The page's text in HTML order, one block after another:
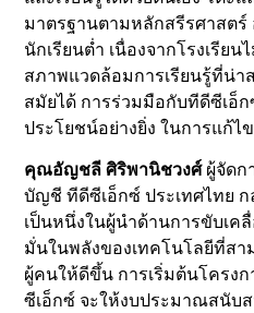
มาตรฐานตามหลักสรีรศาสตร์
นักเรียนต่ำ เนื่องจากโรงเรีย
สภาพแวดล้อมการเรียนรู้ที่น่า
สมัยได้ การร่วมมือกับทีดีซีเอ็ก
ประโยชน์อย่างยิ่ง ในการแก้
คุณอัญชลี ศิริพานิชวงศ์ผู้จัดก
บัญชี ทีดีซีเอ็กซ์ ประเทศไทย
เป็นหนึ่งในผู้นำด้านการขับเค
มั่นในพลังของเทคโนโลยีที่สา
ผู้คนให้ดีขึ้น การเริ่มต้นโครง
ซีเอ็กซ์ จะให้งบประมาณสนับ